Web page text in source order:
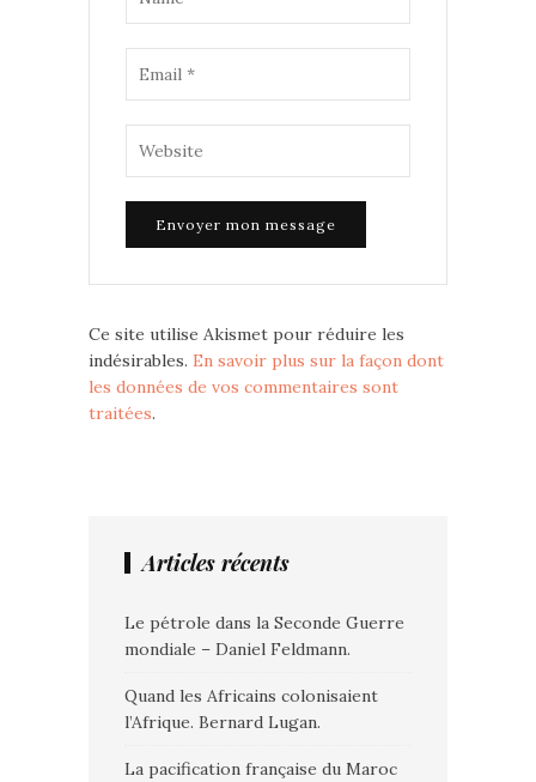
Ce site utilise Akismet pour réduire les
indésirables. En savoir plus sur la façon dont
les données de vos commentaires sont
traitées.
Articles récents
Le pétrole dans la Seconde Guerre
mondiale – Daniel Feldmann.
Quand les Africains colonisaient
l’Afrique. Bernard Lugan.
La pacification française du Maroc